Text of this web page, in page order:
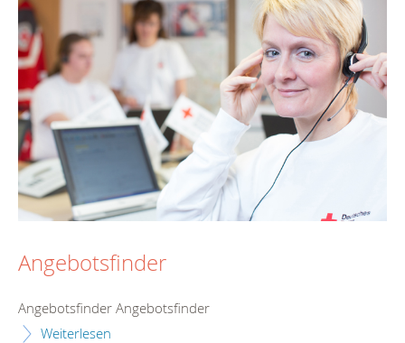
Angebotsfinder
Angebotsfinder Angebotsfinder
Weiterlesen